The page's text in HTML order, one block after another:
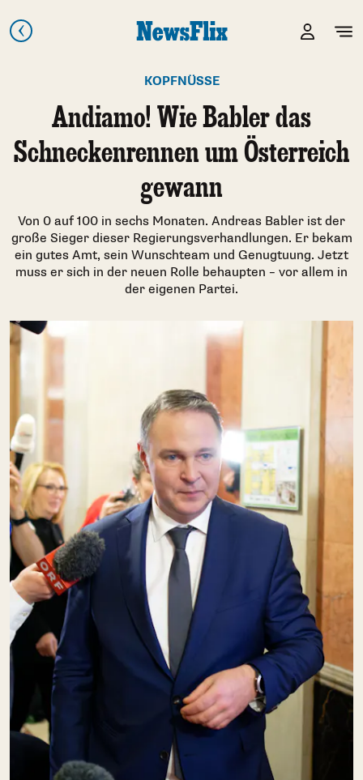
KOPFNÜSSE
Andiamo! Wie Babler das
Schneckenrennen um Österreich
gewann
Von 0 auf 100 in sechs Monaten. Andreas Babler ist der
große Sieger dieser Regierungsverhandlungen. Er bekam
ein gutes Amt, sein Wunschteam und Genugtuung. Jetzt
muss er sich in der neuen Rolle behaupten – vor allem in
der eigenen Partei.